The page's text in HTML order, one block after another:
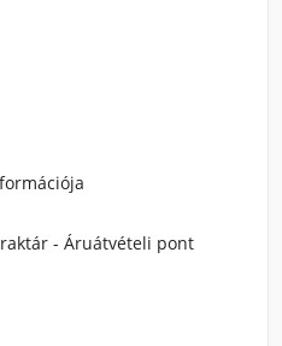
- Áruátvételi pont